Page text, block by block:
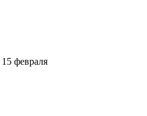
15 февраля